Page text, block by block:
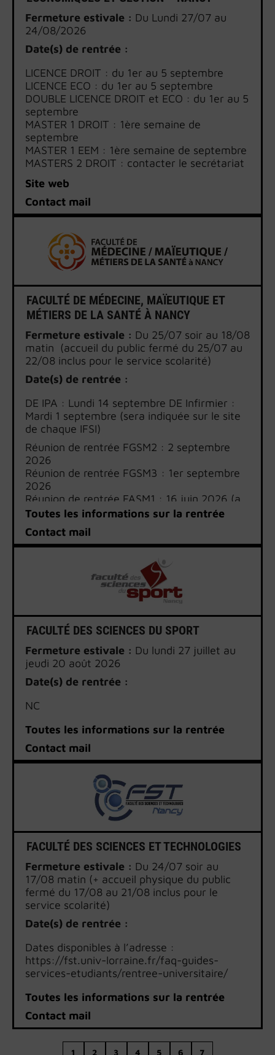
Fermeture estivale : Du Lundi 27/07 au
24/08/2026
Date(s) de rentrée :
LICENCE DROIT : du 1er au 5 septembre
LICENCE ECO : du 1er au 5 septembre
DOUBLE LICENCE DROIT et ECO : du 1er au 5
septembre
MASTER 1 DROIT : 1ère semaine de
septembre
MASTER 1 EEM : 1ère semaine de septembre
MASTERS 2 DROIT : contacter le secrétariat
MASTERS 2 ECONOMIE : contacter le
secrétariat
Site web
Contact mail
FACULTÉ DE MÉDECINE, MAÏEUTIQUE ET
MÉTIERS DE LA SANTÉ À NANCY
Fermeture estivale : Du 25/07 soir au 18/08
matin (accueil du public fermé du 25/07 au
22/08 inclus pour le service scolarité)
Date(s) de rentrée :
DE IPA : Lundi 14 septembre DE Infirmier :
Mardi 1 septembre (sera indiquée sur le site
de chaque IFSI)
Réunion de rentrée FGSM2 : 2 septembre
2026
Réunion de rentrée FGSM3 : 1er septembre
2026
Réunion de rentrée FASM1 : 16 juin 2026 (a
été organisée en amont de l’année
universitaire car les étudiants hospitaliers de
4ème année débutent leur stage le 17 août)
Réunion de rentrée FASM2 : 22 septembre
Réunion de rentrée FASM3 : 8 septembre
lorraine.fr/fr/formations-initiales/3e-cycle/fr
Thèses : https://medecine.univ-
lorraine.fr/fr/formations-initiales/theses/f
École de santé publique : Une date est
précisées lors de l’inscription.
Toutes les informations sur la rentrée
Contact mail
FACULTÉ DES SCIENCES DU SPORT
Fermeture estivale : Du lundi 27 juillet au
jeudi 20 août 2026
Date(s) de rentrée :
NC
Toutes les informations sur la rentrée
Contact mail
FACULTÉ DES SCIENCES ET TECHNOLOGIES
Fermeture estivale : Du 24/07 soir au
17/08 matin (+ accueil physique du public
fermé du 17/08 au 21/08 inclus pour le
service scolarité)
Date(s) de rentrée :
Dates disponibles à l’adresse :
https://fst.univ-lorraine.fr/faq-guides-
services-etudiants/rentree-universitaire/
Toutes les informations sur la rentrée
Contact mail
1 2 3 4 5 6 7